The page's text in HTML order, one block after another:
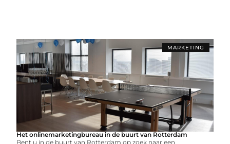
MARKETING
Het onlinemarketingbureau in de buurt van Rotterdam
Bent u in de buurt van Rotterdam op zoek naar een